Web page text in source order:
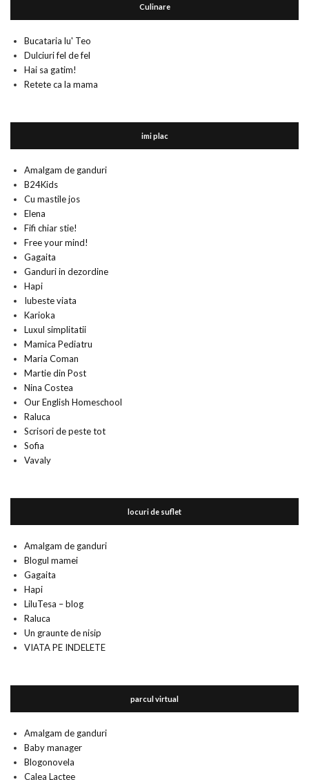
Culinare
Bucataria lu' Teo
Dulciuri fel de fel
Hai sa gatim!
Retete ca la mama
imi plac
Amalgam de ganduri
B24Kids
Cu mastile jos
Elena
Fifi chiar stie!
Free your mind!
Gagaita
Ganduri in dezordine
Hapi
Iubeste viata
Karioka
Luxul simplitatii
Mamica Pediatru
Maria Coman
Martie din Post
Nina Costea
Our English Homeschool
Raluca
Scrisori de peste tot
Sofia
Vavaly
locuri de suflet
Amalgam de ganduri
Blogul mamei
Gagaita
Hapi
LiluTesa – blog
Raluca
Un graunte de nisip
VIATA PE INDELETE
parcul virtual
Amalgam de ganduri
Baby manager
Blogonovela
Calea Lactee